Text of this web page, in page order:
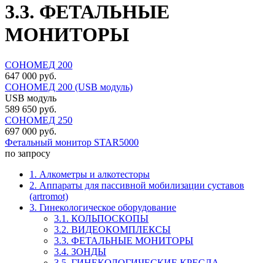
3.3. ФЕТАЛЬНЫЕ
МОНИТОРЫ
СОНОМЕД 200
647 000 руб.
СОНОМЕД 200 (USB модуль)
USB модуль
589 650 руб.
СОНОМЕД 250
697 000 руб.
Фетальный монитор STAR5000
по запросу
1. Алкометры и алкотесторы
2. Аппараты для пассивной мобилизации суставов
(artromot)
3. Гинекологическое оборудование
3.1. КОЛЬПОСКОПЫ
3.2. ВИДЕОКОМПЛЕКСЫ
3.3. ФЕТАЛЬНЫЕ МОНИТОРЫ
3.4. ЗОНДЫ